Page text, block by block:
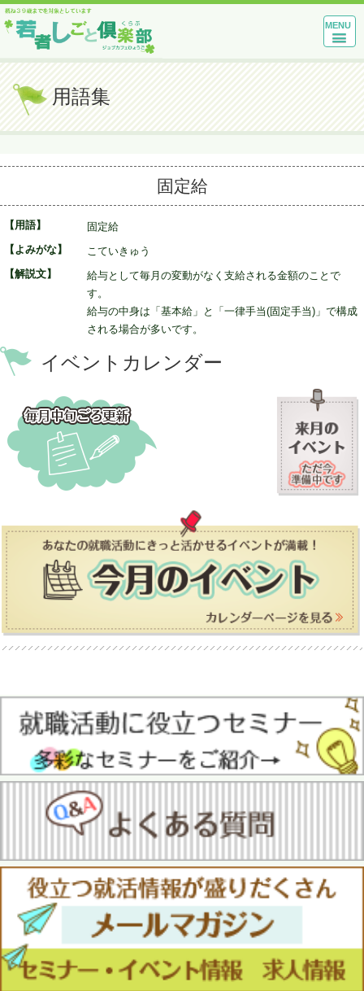
MENU
用語集
固定給
【用語】
固定給
【よみがな】
こていきゅう
【解説文】
給与として毎月の変動がなく支給される金額のことで
す。
給与の中身は「基本給」と「一律手当(固定手当)」で構成
される場合が多いです。
イベントカレンダー